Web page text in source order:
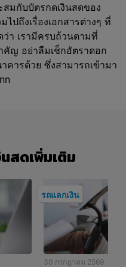
าม การนัดหยุดงาน และ
ณ์ใดๆ และไม่ว่าในกรณี
าเสียหายโดยอ้อม ค่า
งโทษ ค่าเสียหายจากการ
ม่ว่าประเภทใดๆ ซึ่งรวม
ว่าที่เกิดขึ้นจากสัญญา
รัดหรือด้วยประการอื่น
ยหรือค่าเสียหายใดๆ ไม่
ด ความรับผิดโดย
เกี่ยวกับ (การใช้)
รเปรียบเทียบ บริการที่
ของบริษัทหรือ (เนื้อหา
าจมีการนำท่านไปยัง
บาท (สองพันห้าร้อย
กัดความรับผิดทั้งหมดใน
ที่กฎหมายอนุญาตไว้สูงสุด
มกับบัตรกดเงินสดของ
ปถึงเรื่องเอกสารต่างๆ ที่
า เรามีครบถ้วนตามที่
คัญ อย่าลืมเช็กอัตราดอก
คารด้วย ซึ่งสามารถเข้ามา
สดเพิ่มเติม
รถแลกเงิน
30 กรกฎาคม 2569